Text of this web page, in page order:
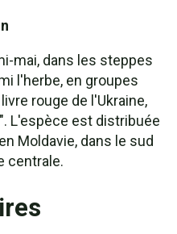
mai, dans les steppes
l'herbe, en groupes
rouge de l'Ukraine,
L'espèce est distribuée
Moldavie, dans le sud
centrale.